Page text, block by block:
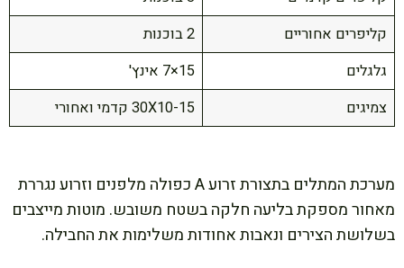
קליפרים אחוריים
2 בוכנות
גלגלים
15×7 אינץ'
צמיגים
30X10-15 קדמי ואחורי
מערכת המתלים בתצורת זרוע A כפולה מלפנים וזרוע נגררת
מאחור מספקת בליעה חלקה בשטח משובש. מוטות מייצבים
בשלושת הצירים ונאבות אחודות משלימות את החבילה.